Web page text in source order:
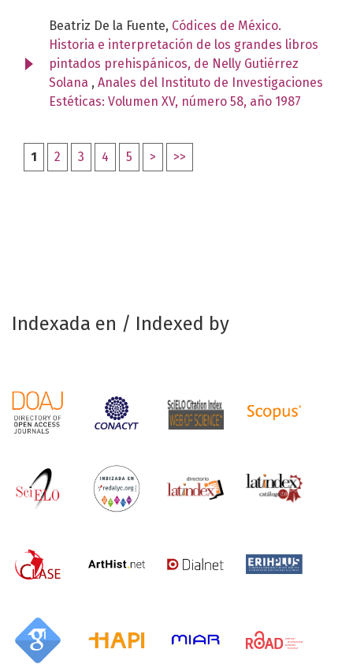
Beatriz De la Fuente, Códices de México.
Historia e interpretación de los grandes libros
pintados prehispánicos, de Nelly Gutiérrez
Solana , Anales del Instituto de Investigaciones
Estéticas: Volumen XV, número 58, año 1987
1 2 3 4 5 > >>
Indexada en / Indexed by